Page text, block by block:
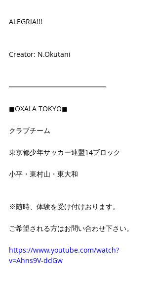
ALEGRIA!!!
Creator: N.Okutani
━━━━━━━━━━━━━━
◼OXALA TOKYO◼
クラブチーム
東京都少年サッカー連盟14ブロック
小平・東村山・東大和
※随時、体験を受け付けおります。
ご希望される方はお問い合わせ下さい。
https://www.youtube.com/watch?
v=Ahns9V-ddGw